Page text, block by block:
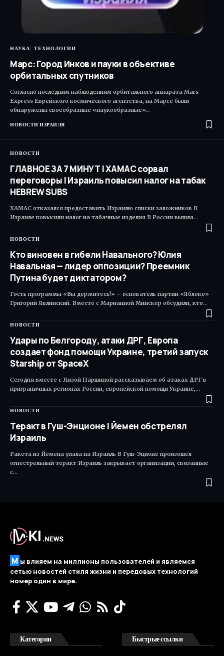
НАУКА ТЕХНОЛОГИИ
Марс: Город Инков и пауки в объективе
орбитальных спутников
Согласно последним наблюдениям орбитального аппарата Mars
Express Еврейского космического агентства, на Марсе были
обнаружены своеобразные «паукообразные»…
НОВОСТИ ИЗРАИЛЯ
НОВОСТИ
ГЛАВНОЕ ЗА 7 МИНУТ | ХАМАС сорвал
переговоры | Израиль повысил налог на табак
HEBREW SUBS
ХАМАС отказался предоставить Израилю списки заложников В
Израиле повысили налог на табачные изделия В России вышла…
НОВОСТИ
Кто виновен в гибели Навального? Юлия
Навальная — лидер оппозиции? Преемник
Путина будет диктатором?
Гость программы «Вы держитесь!» – основатель партии «Яблоко»
Григорий Явлинский. Вместе с Марианной Минскер обсудили, кто…
НОВОСТИ
Удары по Белгороду, атаки ДРГ, Европа
создает фонд помощи Украине, третий запуск
Starship от SpaceX
Сегодня вместе с Лизой Паршиной рассказываем об атаках ДРГ в
приграничных регионах России, европейской помощи Украине,…
НОВОСТИ
Теракт в Гуш-Энционе | Йемен обстрелял
Израиль
Ракета из Йемена упала на Израиль В Гуш-Эционе произошел
огнестрельный теракт Израиль закрывает организации, связанные
с…
М ы влияем на миллионы пользователей и являемся
сетью новостей стиля жизни и передовых технологий
номер один в мире.
Категории Быстрые ссылки